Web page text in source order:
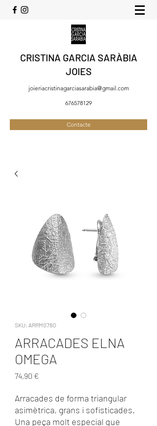
CRISTINA GARCIA SARÀBIA
JOIES
joieriacristinagarciasarabia@gmail.com
676578129
Contacte
SKU: ARRM078O
ARRACADES ELNA
OMEGA
74,90 €
Arracades de forma triangular
asimètrica, grans i sofisticades.
Una peça molt especial que